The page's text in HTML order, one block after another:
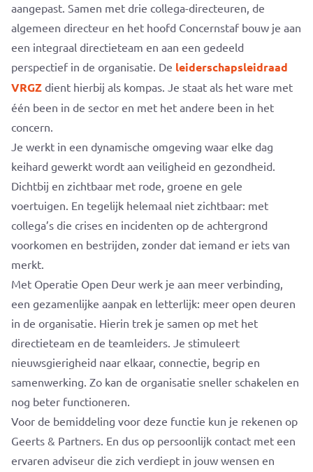
aangepast. Samen met drie collega-directeuren, de
algemeen directeur en het hoofd Concernstaf bouw je aan
een integraal directieteam en aan een gedeeld
perspectief in de organisatie. De leiderschapsleidraad
VRGZ dient hierbij als kompas. Je staat als het ware met
één been in de sector en met het andere been in het
concern.
Je werkt in een dynamische omgeving waar elke dag
keihard gewerkt wordt aan veiligheid en gezondheid.
Dichtbij en zichtbaar met rode, groene en gele
voertuigen. En tegelijk helemaal niet zichtbaar: met
collega’s die crises en incidenten op de achtergrond
voorkomen en bestrijden, zonder dat iemand er iets van
merkt.
Met Operatie Open Deur werk je aan meer verbinding,
een gezamenlijke aanpak en letterlijk: meer open deuren
in de organisatie. Hierin trek je samen op met het
directieteam en de teamleiders. Je stimuleert
nieuwsgierigheid naar elkaar, connectie, begrip en
samenwerking. Zo kan de organisatie sneller schakelen en
nog beter functioneren.
Voor de bemiddeling voor deze functie kun je rekenen op
Geerts & Partners. En dus op persoonlijk contact met een
ervaren adviseur die zich verdiept in jouw wensen en